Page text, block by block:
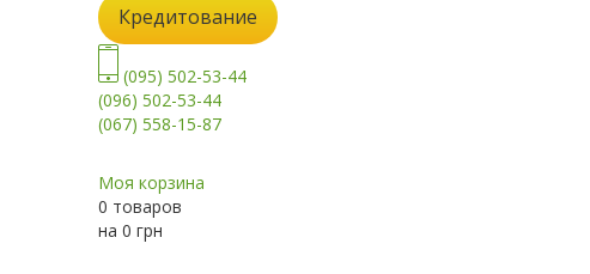
Кредитование
(095) 502-53-44
(096) 502-53-44
(067) 558-15-87
Моя корзина
0 товаров
на 0 грн